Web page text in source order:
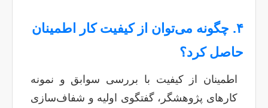
۴. چگونه می‌توان از کیفیت کار اطمینان
حاصل کرد؟
اطمینان از کیفیت با بررسی سوابق و نمونه
کارهای پژوهشگر، گفتگوی اولیه و شفاف‌سازی